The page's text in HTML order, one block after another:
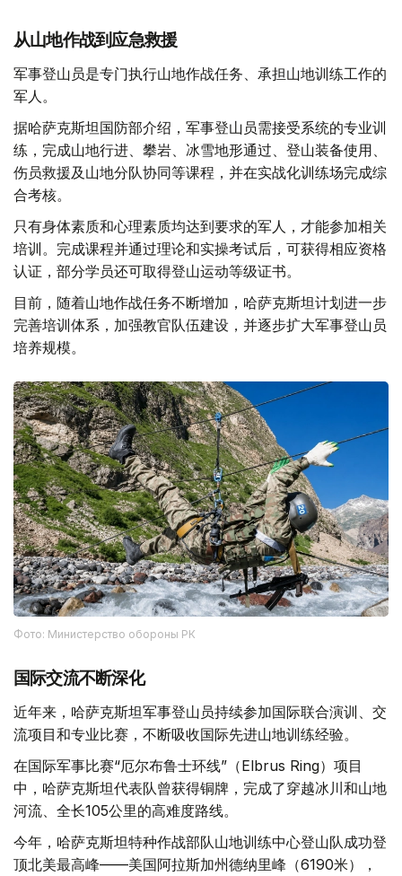
从山地作战到应急救援
军事登山员是专门执行山地作战任务、承担山地训练工作的
军人。
据哈萨克斯坦国防部介绍，军事登山员需接受系统的专业训
练，完成山地行进、攀岩、冰雪地形通过、登山装备使用、
伤员救援及山地分队协同等课程，并在实战化训练场完成综
合考核。
只有身体素质和心理素质均达到要求的军人，才能参加相关
培训。完成课程并通过理论和实操考试后，可获得相应资格
认证，部分学员还可取得登山运动等级证书。
目前，随着山地作战任务不断增加，哈萨克斯坦计划进一步
完善培训体系，加强教官队伍建设，并逐步扩大军事登山员
培养规模。
Фото: Министерство обороны РК
国际交流不断深化
近年来，哈萨克斯坦军事登山员持续参加国际联合演训、交
流项目和专业比赛，不断吸收国际先进山地训练经验。
在国际军事比赛“厄尔布鲁士环线”（Elbrus Ring）项目
中，哈萨克斯坦代表队曾获得铜牌，完成了穿越冰川和山地
河流、全长105公里的高难度路线。
今年，哈萨克斯坦特种作战部队山地训练中心登山队成功登
顶北美最高峰——美国阿拉斯加州德纳里峰（6190米），